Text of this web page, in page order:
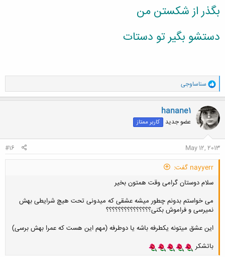
بگذر از شکستن من
دستشو بگیر تو دستات
و
ا
ک
ن
ش
ه
ا
سناساوجی
hanane1
عضو جدید کاربر ممتاز
May 12, 2013
#16
nayyerr گفت:
سلام دوستان گرامی وقت همتون بخیر
می خواستم بدونم چطور میشه عشقی که میدونی تحت هیچ شرایطی بهش
نمیرسی و فراموش بکنی؟؟؟؟؟؟؟؟؟؟؟؟؟؟؟
این عشق میتونه یکطرفه باشه یا دوطرفه (مهم این هست که عمرا بهش برسی)
باتشکر